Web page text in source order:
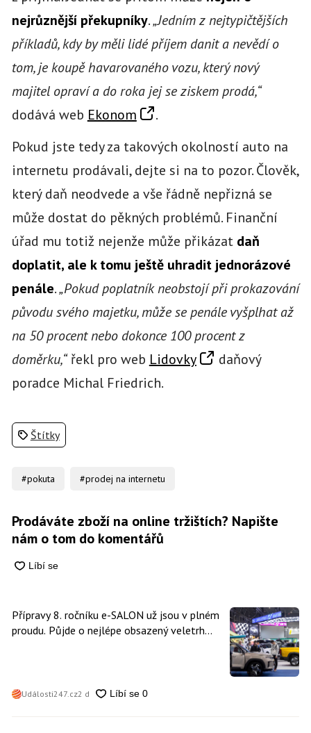
nejrůznější překupníky.„Jedním z nejtypičtějších
příkladů, kdy by měli lidé příjem danit a nevědí o
tom, je koupě havarovaného vozu, který nový
majitel opraví a do roka jej se ziskem prodá,“
dodává web Ekonom
.
Pokud jste tedy za takových okolností auto na
internetu prodávali, dejte si na to pozor. Člověk,
který daň neodvede a vše řádně nepřizná se
může dostat do pěkných problémů. Finanční
úřad mu totiž nejenže může přikázat daň
doplatit, ale k tomu ještě uhradit jednorázové
penále.„Pokud poplatník neobstojí při prokazování
původu svého majetku, může se penále vyšplhat až
na 50 procent nebo dokonce 100 procent z
doměrku,“řekl pro web Lidovky
daňový
poradce Michal Friedrich.
Štítky
#pokuta #prodej na internetu
Prodáváte zboží na online tržištích? Napište
nám o tom do komentářů
Přípravy 8. ročníku e-SALON už jsou v plném
proudu. Půjde o nejlépe obsazený veletrh
Události247.cz2 d